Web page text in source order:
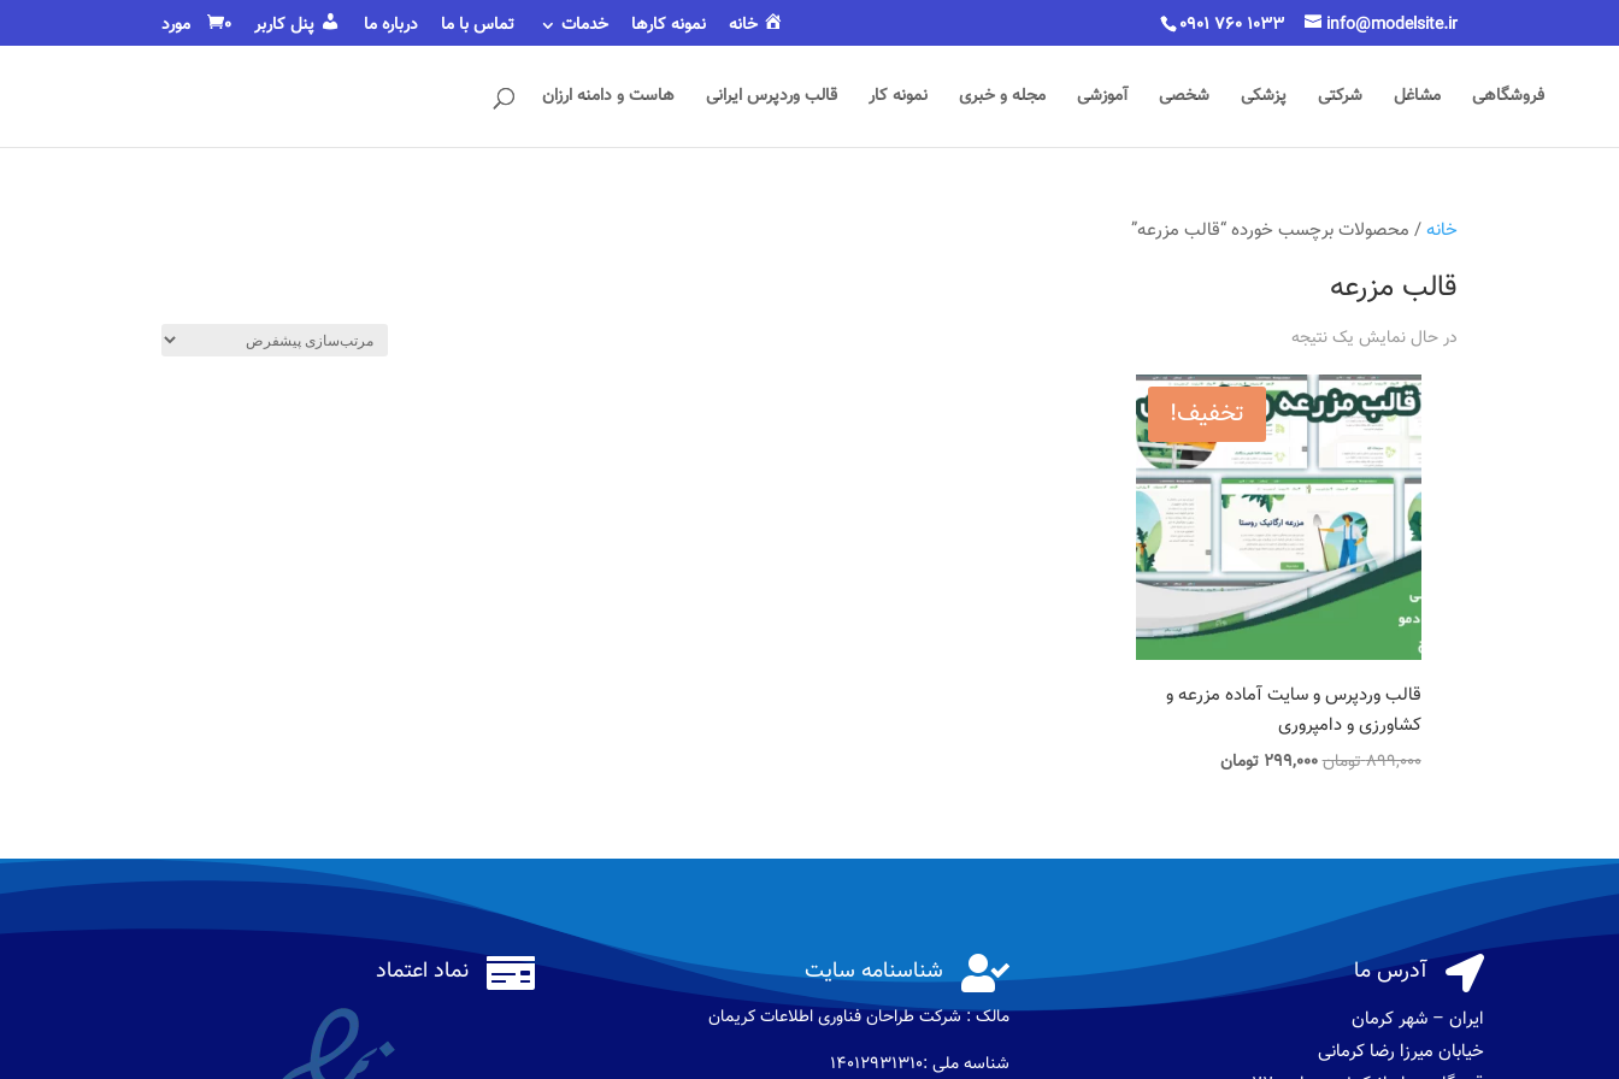
0901 760 1033 info@modelsite.ir خانه نمونه کارها خدمات تماس با ما درباره ما پنل کاربر 0 مورد
فروشگاهی مشاغل شرکتی پزشکی شخصی آموزشی مجله و خبری نمونه کار قالب وردپرس ایرانی هاست و دامنه ارزان
خانه/ محصولات برچسب خورده “قالب مزرعه”
قالب مزرعه
در حال نمایش یک نتیجه
تخفیف!
قالب وردپرس و سایت آماده مزرعه و
کشاورزی و دامپروری
899,000تومانقیمت
299,000 تومانقیمت
 نماد اعتماد  شناسنامه سایت
مالک : شرکت طراحان فناوری اطلاعات كريمان
شناسه ملی :14012931310
 آدرس ما
ایران – شهر کرمان
خیابان میرزا رضا کرمانی